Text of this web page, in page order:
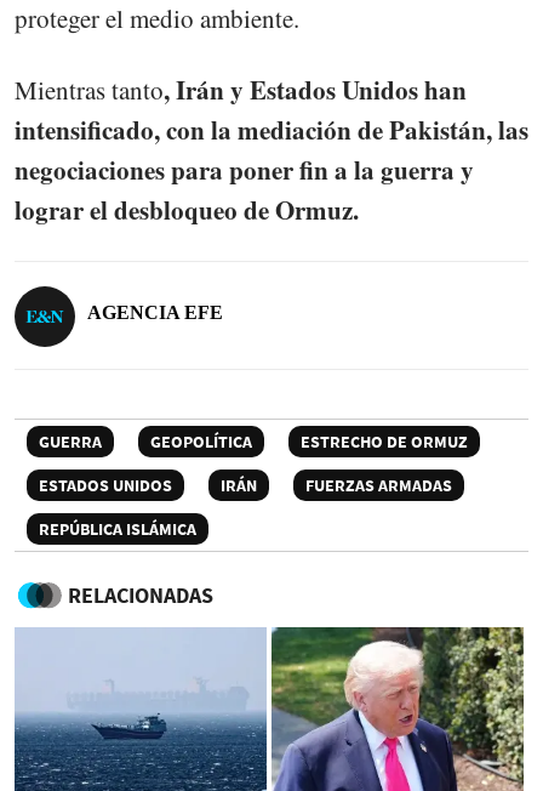
proteger el medio ambiente.
Mientras tanto, Irán y Estados Unidos han
intensificado, con la mediación de Pakistán, las
negociaciones para poner fin a la guerra y
lograr el desbloqueo de Ormuz.
AGENCIA EFE
GUERRA GEOPOLÍTICA
ESTRECHO DE ORMUZ
ESTADOS UNIDOS
IRÁN
FUERZAS ARMADAS
REPÚBLICA ISLÁMICA
RELACIONADAS